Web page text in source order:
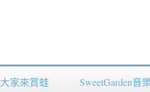
大家來賞蛙 SweetGarden音